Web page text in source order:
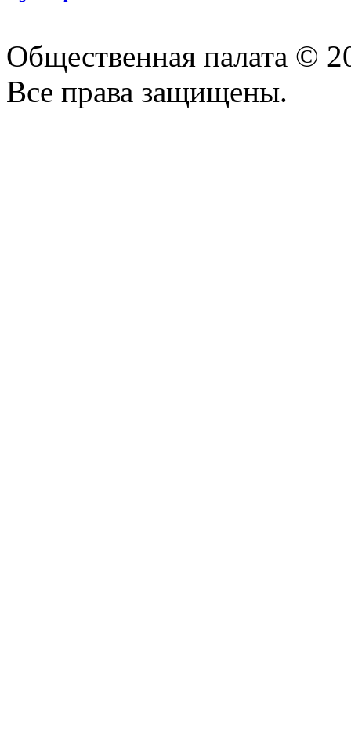
Общественная палата ©
Все права защищены.